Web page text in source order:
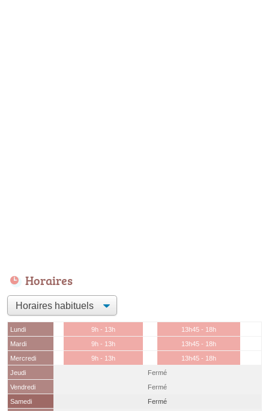
Horaires
Lundi 9h - 13h
13h45 - 18h
Mardi
9h - 13h
13h45 - 18h
Mercredi
9h - 13h
13h45 - 18h
Jeudi
Fermé
Vendredi
Fermé
Samedi
Fermé